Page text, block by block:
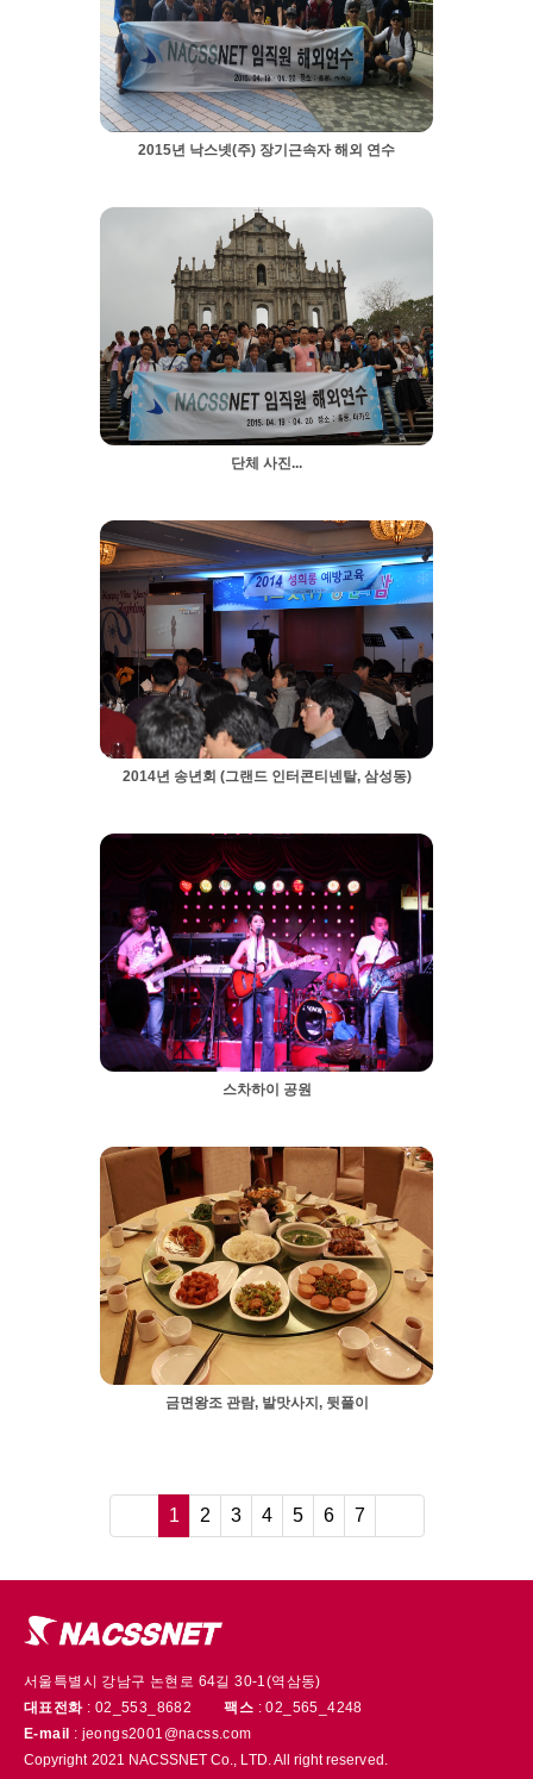
2015년 낙스넷(주) 장기근속자 해외 연수
단체 사진...
2014년 송년회 (그랜드 인터콘티넨탈, 삼성동)
스차하이 공원
금면왕조 관람, 발맛사지, 뒷풀이
1 2 3 4 5 6 7
서울특별시 강남구 논현로 64길 30-1(역삼동)
대표전화: 02_553_8682팩스 : 02_565_4248
E-mail : jeongs2001@nacss.com
Copyright 2021 NACSSNET Co., LTD. All right reserved.